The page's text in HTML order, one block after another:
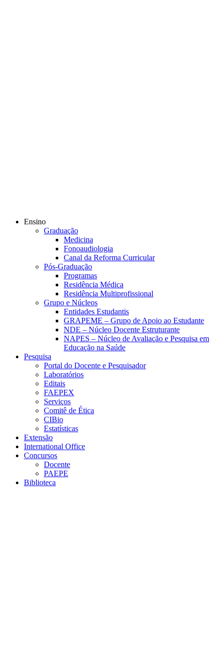
Ensino
Graduação
Medicina
Fonoaudiologia
Canal da Reforma Curricular
Pós-Graduação
Programas
Residência Médica
Residência Multiprofissional
Grupo e Núcleos
Entidades Estudantis
GRAPEME – Grupo de Apoio ao Estudante
NDE – Núcleo Docente Estruturante
NAPES – Núcleo de Avaliação e Pesquisa em
Educação na Saúde
Pesquisa
Portal do Docente e Pesquisador
Laboratórios
Editais
FAEPEX
Serviços
Comitê de Ética
CIBio
Estatísticas
Extensão
International Office
Concursos
Docente
PAEPE
Biblioteca